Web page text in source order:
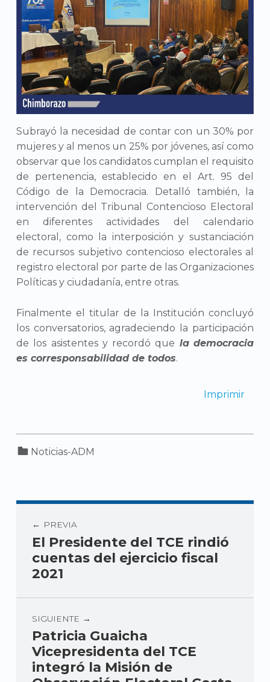
Subrayó la necesidad de contar con un 30% por
mujeres y al menos un 25% por jóvenes, así como
observar que los candidatos cumplan el requisito
de pertenencia, establecido en el Art. 95 del
Código de la Democracia. Detalló también, la
intervención del Tribunal Contencioso Electoral
en diferentes actividades del calendario
electoral, como la interposición y sustanciación
de recursos subjetivo contencioso electorales al
registro electoral por parte de las Organizaciones
Políticas y ciudadanía, entre otras.
Finalmente el titular de la Institución concluyó
los conversatorios, agradeciendo la participación
de los asistentes y recordó que la democracia
es corresponsabilidad de todos.
Imprimir
Categorized in:
Noticias-ADM
PREVIA
El Presidente del TCE rindió
cuentas del ejercicio fiscal
2021
SIGUIENTE
Patricia Guaicha
Vicepresidenta del TCE
integró la Misión de